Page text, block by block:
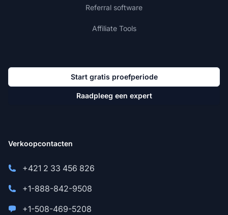
Referral software
Affiliate Tools
Start gratis proefperiode
Raadpleeg een expert
Verkoopcontacten
+421 2 33 456 826
+1-888-842-9508
+1-508-469-5208